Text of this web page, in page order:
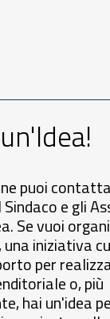
puoi
e gli
Se vuoi
iniziativa
per
o, più
hai un'idea